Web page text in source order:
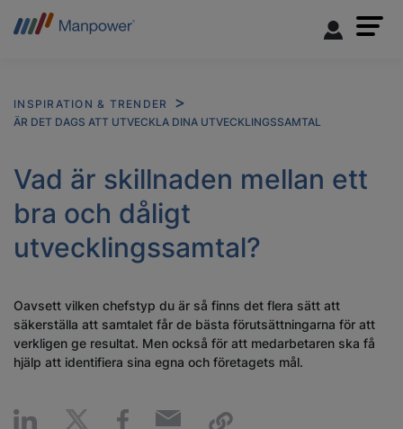
INSPIRATION & TRENDER
ÄR DET DAGS ATT UTVECKLA DINA UTVECKLINGSSAMTAL
Vad är skillnaden mellan ett
bra och dåligt
utvecklingssamtal?
Oavsett vilken chefstyp du är så finns det flera sätt att
säkerställa att samtalet får de bästa förutsättningarna för att
verkligen ge resultat. Men också för att medarbetaren ska få
hjälp att identifiera sina egna och företagets mål.